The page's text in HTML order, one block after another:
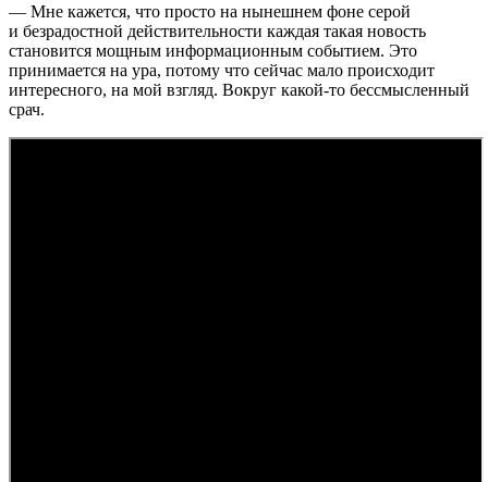
— Мне кажется, что просто на нынешнем фоне серой
и безрадостной действительности каждая такая новость
становится мощным информационным событием. Это
принимается на ура, потому что сейчас мало происходит
интересного, на мой взгляд. Вокруг какой-то бессмысленный
срач.